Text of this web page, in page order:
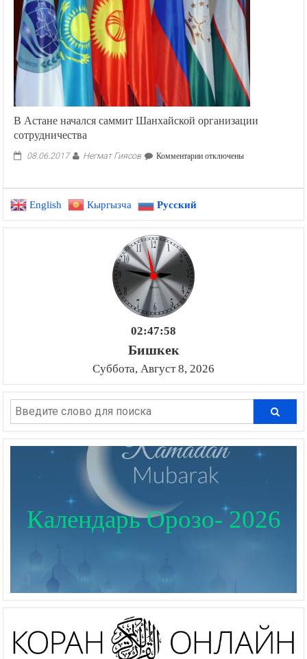
В Астане начался саммит Шанхайской организации
сотрудничества
08.06.2017 Негмат Гиясов Комментариик
Астане
Шанхайской
отключены
English Кыргызча Русский
02:47:59
Бишкек
Суббота, Август 8, 2026
Календарь Орозо- 2026